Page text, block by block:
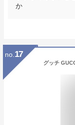
か
no. 17
グッチ